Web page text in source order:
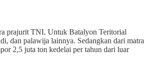
prajurit TNI. Untuk Batalyon Teritorial
dan palawija lainnya. Sedangkan dari matra
2,5 juta ton kedelai per tahun dari luar